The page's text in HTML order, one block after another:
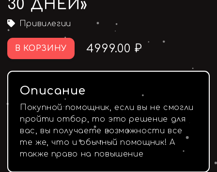
30 ДНЕЙ»
Привилегии
В КОРЗИНУ 4999.00 ₽
Описание
Покупной помощник, если вы не смогли
пройти отбор, то это решение для
вас, вы получаете возможности все
те же, что и обычный помощник! А
также право на повышение